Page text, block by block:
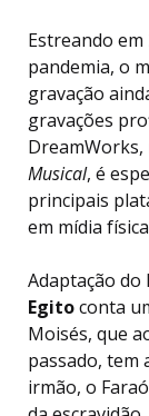
Estreando
pandemia, o
gravação
gravações
Musical, é
principais
em mídia
Adaptação do
Egitoconta
Moisés, que
passado, tem
irmão, o